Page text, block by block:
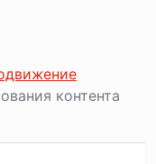
контента